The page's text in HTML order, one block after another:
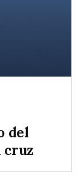
del
cruz